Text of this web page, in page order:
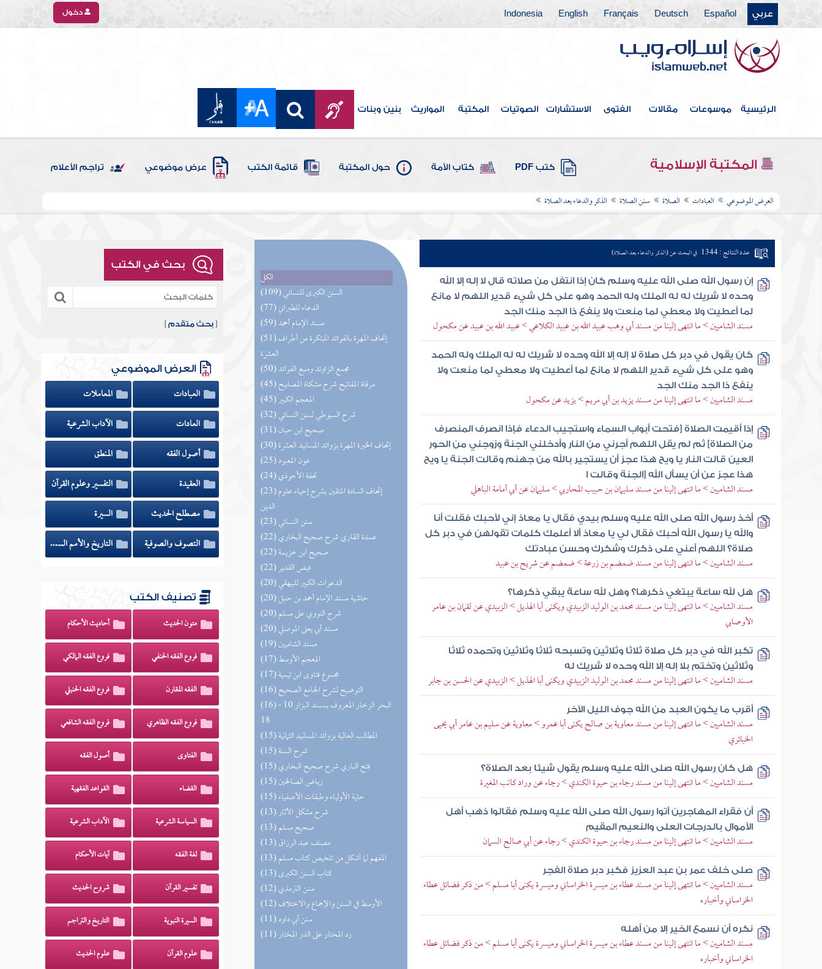
عربي Español
Deutsch
Français
English
Indonesia دخول
الرئيسية موسوعات مقالات الفتوى الاستشارات الصوتيات المكتبة المواريث بنين وبنات
المكتبة الإسلامية كتب PDF كتاب الأمة حول المكتبة قائمة الكتب عرض موضوعي تراجم الأعلام
العرض الموضوعي العبادات الصلاة سنن الصلاة الذكر والدعاء بعد الصلاة
الكل
(109) السنن الكبرى للنسائي
(77) الدعاء للطبراني
(59) مسند الإمام أحمد
(51) إتحاف المهرة بالفوائد المبتكرة من أطراف
العشرة
(50) مجمع الزاوئد ومنبع الفوائد
(45) مرقاة المفاتيح شرح مشكاة المصابيح
(45) المعجم الكبير
(32) شرح السيوطي لسنن النسائي
(31) صحيح ابن حبان
(30) إتحاف الخيرة المهرة بزوائد المسانيد العشرة
(25) عون المعبود
(24) تحفة الأحوذي
(23) إتحاف السادة المتقين بشرح إحياء علوم
الدين
(23) سنن النسائي
(22) عمدة القاري شرح صحيح البخاري
(22) صحيح ابن خزيمة
(22) فيض القدير
(20) الدعوات الكبير للبيهقي
(20) حاشية مسند الإمام أحمد بن حنبل
(20) شرح النووي على مسلم
(20) مسند أبي يعلى الموصلي
(19) مسند الشاميين
(17) المعجم الأوسط
(17) مجموع فتاوى ابن تيمية
(16) التوضيح لشرح الجامع الصحيح
(16) البحر الزخار المعروف بمسند البزار 10 -
18
(15) المطالب العالية بزوائد المسانيد الثمانية
(15) شرح السنة
(15) فتح الباري شرح صحيح البخاري
(15) رياض الصالحين
(15) حلية الأولياء وطبقات الأصفياء
(13) شرح مشكل الآثار
(13) صحيح مسلم
(13) مصنف عبد الرزاق
(13) المفهم لما أشكل من تلخيص كتاب مسلم
(13) كتاب السنن الكبرى
(12) سنن الترمذي
(12) الأوسط في السنن والإجماع والاختلاف
(11) سنن أبي داود
(11) رد المحتار على الدر المختار
عدد النتائج : 1344 في البحث عن (الذكر والدعاء بعد الصلاة)
إن رسول الله صلى الله عليه وسلم كان إذا انتفل من صلاته قال لا إله إلا الله
وحده لا شريك له له الملك وله الحمد وهو على كل شيء قدير اللهم لا مانع
لما أعطيت ولا معطي لما منعت ولا ينفع ذا الجد منك الجد
مسند الشاميين > ما انتهى إلينا من مسند أبي وهب عبيد الله بن عبيد الكلاعي > عبيد الله بن عبيد عن مكحول
كان يقول في دبر كل صلاة لا إله إلا الله وحده لا شريك له له الملك وله الحمد
وهو على كل شيء قدير اللهم لا مانع لما أعطيت ولا معطي لما منعت ولا
ينفع ذا الجد منك الجد
مسند الشاميين > ما انتهى إلينا من مسند يزيد بن أبي مريم > يزيد عن مكحول
إذا أقيمت الصلاة [فتحت أبواب السماء واستجيب الدعاء فإذا انصرف المنصرف
من الصلاة] ثم لم يقل اللهم أجرني من النار وأدخلني الجنة وزوجني من الحور
العين قالت النار يا ويح هذا عجز أن يستجير بالله من جهنم وقالت الجنة يا ويح
هذا عجز عن أن يسأل الله [الجنة وقالت ا
مسند الشاميين > ما انتهى إلينا من مسند سليمان بن حبيب المحاربي > سليمان عن أبي أمامة الباهلي
أخذ رسول الله صلى الله عليه وسلم بيدي فقال يا معاذ إني لأحبك فقلت أنا
والله يا رسول الله أحبك فقال لي يا معاذ ألا أعلمك كلمات تقولهن في دبر كل
صلاة؟ اللهم أعني على ذكرك وشكرك وحسن عبادتك
مسند الشاميين > ما انتهى إلينا من مسند ضمضم بن زرعة > ضمضم عن شريح بن عبيد
هل لله ساعة يبتغي ذكرها؟ وهل لله ساعة يبقي ذكرها؟
مسند الشاميين > ما انتهى إلينا من مسند محمد بن الوليد الزبيدي ويكنى أبا الهذيل > الزبيدي عن لقمان بن عامر
الأوصابي
تكبر الله في دبر كل صلاة ثلاثا وثلاثين وتسبحه ثلاثا وثلاثين وتحمده ثلاثا
وثلاثين وتختم بلا إله إلا الله وحده لا شريك له
مسند الشاميين > ما انتهى إلينا من مسند محمد بن الوليد الزبيدي ويكنى أبا الهذيل > الزبيدي عن الحسن بن جابر
أقرب ما يكون العبد من الله جوف الليل الآخر
مسند الشاميين > ما انتهى إلينا من مسند معاوية بن صالح يكنى أبا عمرو > معاوية عن سليم بن عامر أبي يحيى
الخبائري
هل كان رسول الله صلى الله عليه وسلم يقول شيئا بعد الصلاة؟
مسند الشاميين > ما انتهى إلينا من مسند رجاء بن حيوة الكندي > رجاء عن وراد كاتب المغيرة
أن فقراء المهاجرين أتوا رسول الله صلى الله عليه وسلم فقالوا ذهب أهل
الأموال بالدرجات العلى والنعيم المقيم
مسند الشاميين > ما انتهى إلينا من مسند رجاء بن حيوة الكندي > رجاء عن أبي صالح السمان
صلى خلف عمر بن عبد العزيز فكبر دبر صلاة الفجر
مسند الشاميين > ما انتهى إلينا من مسند عطاء بن ميسرة الخراساني وميسرة يكنى أبا مسلم > من ذكر فضائل عطاء
الخراساني وأخباره
نكره أن نسمع الخير إلا من أهله
مسند الشاميين > ما انتهى إلينا من مسند عطاء بن ميسرة الخراساني وميسرة يكنى أبا مسلم > من ذكر فضائل عطاء
الخراساني وأخباره
بحث في الكتب
[بحث متقدم ]
العرض الموضوعي
العبادات
المعاملات
العادات
الآداب الشرعية
أصول الفقه
المنطق
العقيدة
التفسير وعلوم القرآن
مصطلح الحديث
السيرة
التصوف والصوفية
التاريخ والأمم السابقة
تصنيف الكتب
متون الحديث أحاديث الأحكام
فروع الفقه الحنفي فروع الفقه المالكي
الفقه المقارن فروع الفقه الحنبلي
فروع الفقه الظاهري فروع الفقه الشافعي
الفتاوى أصول الفقه
القضاء القواعد الفقهية
السياسة الشرعية الآداب الشرعية
لغة الفقه آيات الأحكام
تفسير القرآن شروح الحديث
السيرة النبوية التاريخ والتراجم
علوم القرآن علوم الحديث